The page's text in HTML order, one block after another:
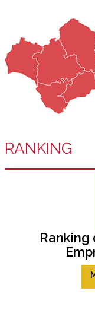
RANKING
Ranking